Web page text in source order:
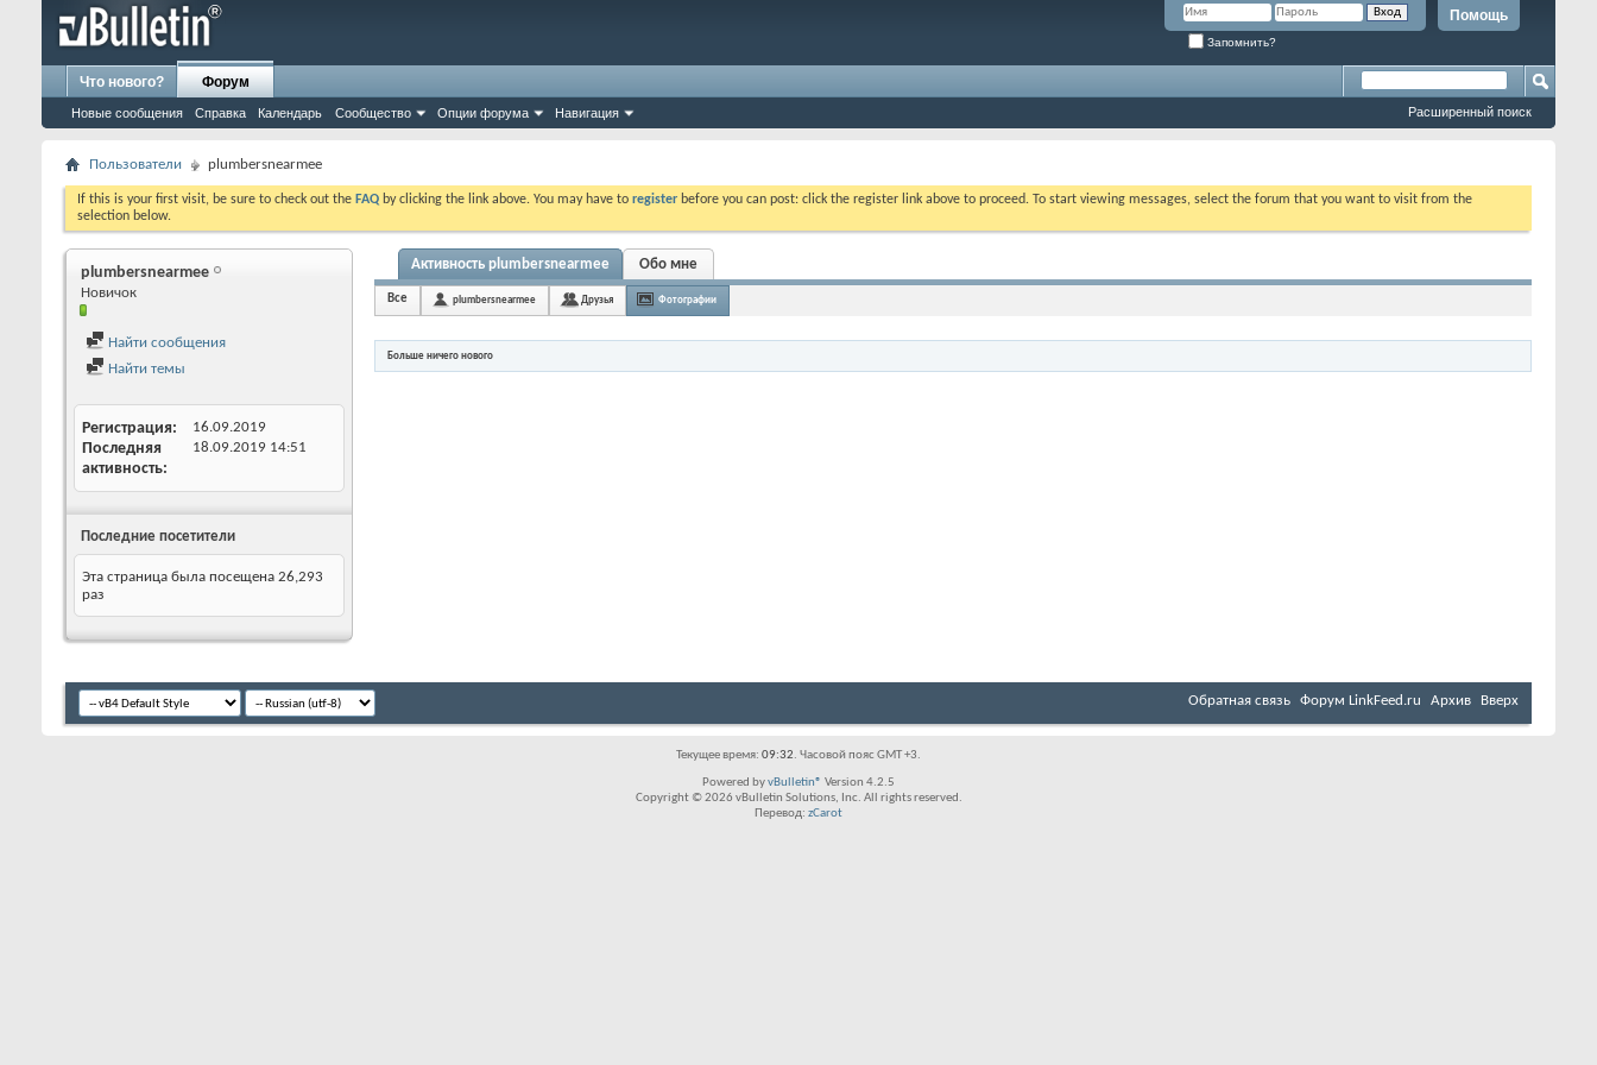
Помощь
Запомнить?
Что нового? Форум
Новые сообщения Справка Календарь Сообщество Опции форума Навигация Расширенный поиск
Пользователи plumbersnearmee
If this is your first visit, be sure to check out the FAQ by clicking the link above. You may have to register before you can post: click the register link above to proceed. To start viewing messages, select the forum that you want to visit from the
selection below.
plumbersnearmee
Новичок
Найти сообщения
Найти темы
Регистрация 16.09.2019
Последняя
активность
18.09.2019 14:51
Последние посетители
Эта страница была посещена 26,293
раз
Активность plumbersnearmee Обо мне
Все plumbersnearmee Друзья Фотографии
Больше ничего нового
Обратная связь Форум LinkFeed.ru Архив Вверх
Текущее время: 09:32. Часовой пояс GMT +3.
Powered byvBulletin® Version 4.2.5
Copyright © 2026 vBulletin Solutions, Inc. All rights reserved.
Перевод: zCarot